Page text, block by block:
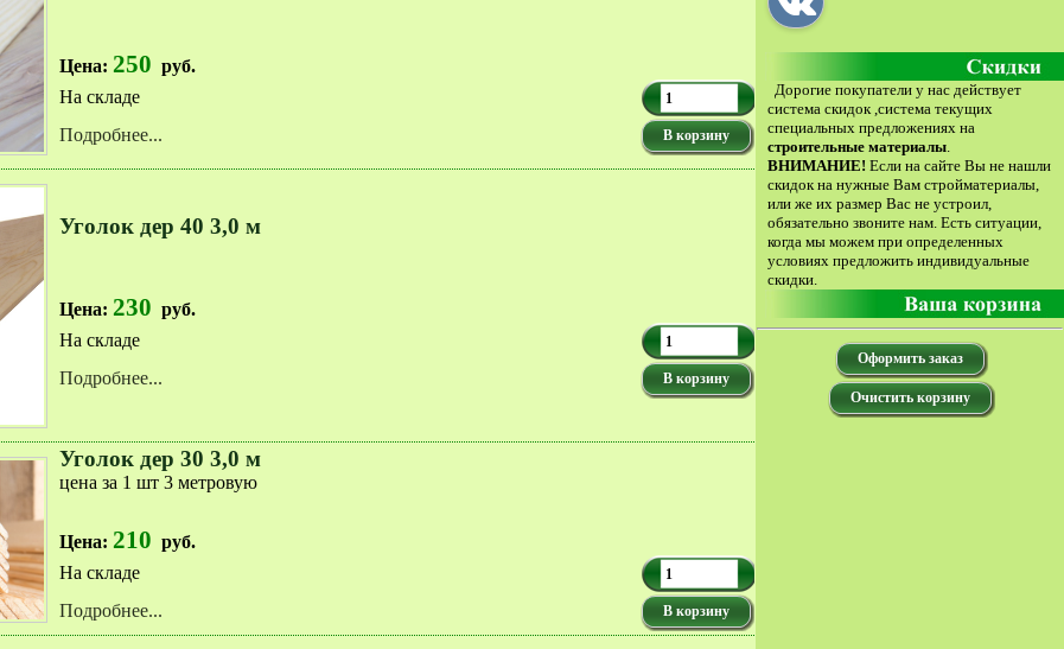
Цена: 250 руб.
На складе
Подробнее...
В корзину
Уголок дер 40 3,0 м
Цена: 230 руб.
На складе
Подробнее...
В корзину
Уголок дер 30 3,0 м
цена за 1 шт 3 метровую
Цена: 210 руб.
На складе
Подробнее...
В корзину
Дорогие покупатели у нас действует
система скидок ,система текущих
специальных предложениях на
строительные материалы.
ВНИМАНИЕ! Если на сайте Вы не нашли
скидок на нужные Вам стройматериалы,
или же их размер Вас не устроил,
обязательно звоните нам. Есть ситуации,
когда мы можем при определенных
условиях предложить индивидуальные
скидки.
Оформить заказ
Очистить корзину